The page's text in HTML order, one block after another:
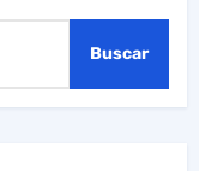
Buscar